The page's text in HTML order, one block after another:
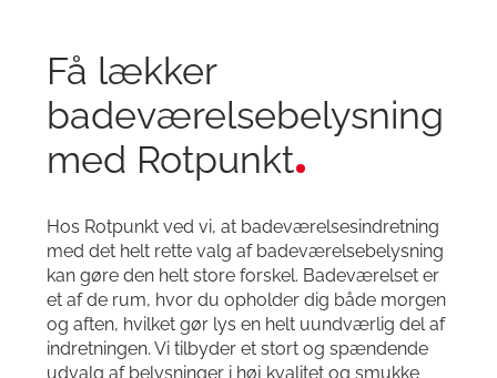
Få lækker
badeværelsebelysning
med Rotpunkt
Hos Rotpunkt ved vi, at badeværelsesindretning
med det helt rette valg af badeværelsebelysning
kan gøre den helt store forskel. Badeværelset er
et af de rum, hvor du opholder dig både morgen
og aften, hvilket gør lys en helt uundværlig del af
indretningen. Vi tilbyder et stort og spændende
udvalg af belysninger i høj kvalitet og smukke